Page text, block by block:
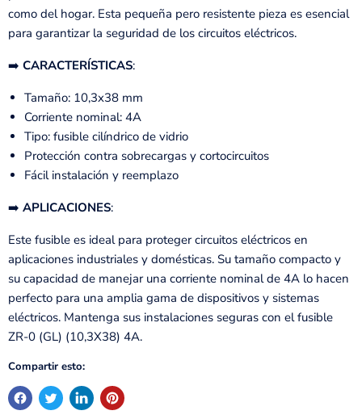
como del hogar. Esta pequeña pero resistente pieza es esencial
para garantizar la seguridad de los circuitos eléctricos.
➡️ CARACTERÍSTICAS:
Tamaño: 10,3x38 mm
Corriente nominal: 4A
Tipo: fusible cilíndrico de vidrio
Protección contra sobrecargas y cortocircuitos
Fácil instalación y reemplazo
➡️ APLICACIONES:
Este fusible es ideal para proteger circuitos eléctricos en
aplicaciones industriales y domésticas. Su tamaño compacto y
su capacidad de manejar una corriente nominal de 4A lo hacen
perfecto para una amplia gama de dispositivos y sistemas
eléctricos. Mantenga sus instalaciones seguras con el fusible
ZR-0 (GL) (10,3X38) 4A.
Compartir esto: